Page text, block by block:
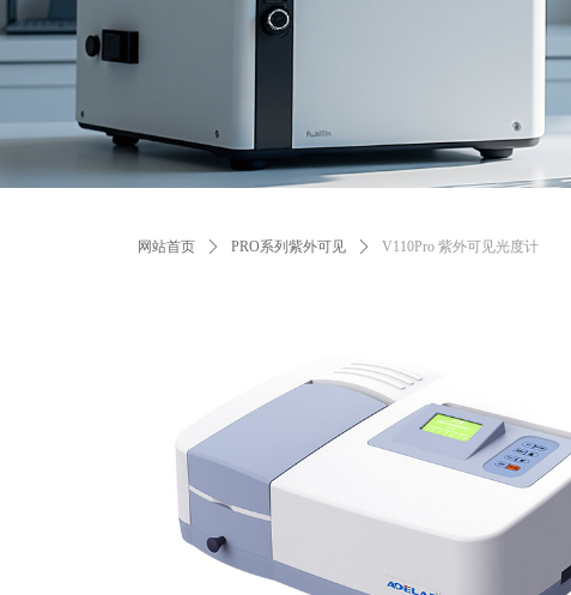
网站首页 ꄲ PRO系列紫外可见 ꄲ V110Pro 紫外可见光度计